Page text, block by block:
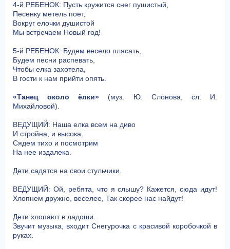
4-й РЕБЕНОК: Пусть кружится снег пушистый,
Песенку метель поет,
Вокруг елочки душистой
Мы встречаем Новый год!
5-й РЕБЕНОК: Будем весело плясать,
Будем песни распевать,
Чтобы елка захотела,
В гости к нам прийти опять.
«Танец около ёлки» (муз. Ю. Слонова, сл. И.
Михайловой).
ВЕДУЩИЙ: Наша елка всем на диво
И стройна, и высока.
Сядем тихо и посмотрим
На нее издалека.
Дети садятся на свои стульчики.
ВЕДУЩИЙ: Ой, ребята, что я слышу? Кажется, сюда идут!
Хлопнем дружно, веселее, Так скорее нас найдут!
Дети хлопают в ладоши.
Звучит музыка, входит Снегурочка с красивой коробочкой в
руках.